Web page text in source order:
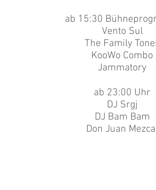
ab 15:30
Vento Sul
The Family
KooWo Combo
Jammatory
ab 23:00 Uhr
DJ Srgj
DJ Bam Bam
Don Juan